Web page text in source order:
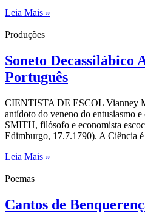
Leia Mais »
Produções
Soneto Decassilábico
Português
CIENTISTA DE ESCOL Vianney
antídoto do veneno do entusiasmo
SMITH, filósofo e economista
Edimburgo, 17.7.1790). A Ciência é
Leia Mais »
Poemas
Cantos de